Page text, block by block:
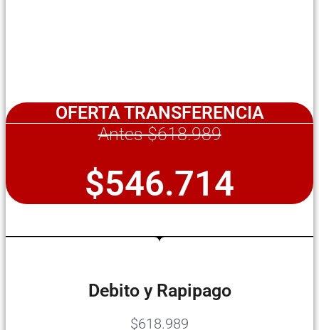
OFERTA TRANSFERENCIA
Antes $618.989
$546.714
Debito y Rapipago
$618.989